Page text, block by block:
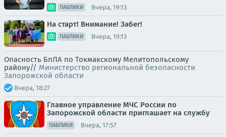
ПАБЛИКИ Вчера, 19:13
На старт! Внимание! Забег!
ПАБЛИКИ Вчера, 19:13
Опасность БпЛА по Токмакскому Мелитопольскому
району// Министерство региональной безопасности
Запорожской области
Вчера, 18:27
Главное управление МЧС России по
Запорожской области приглашает на службу
ПАБЛИКИ Вчера, 17:57